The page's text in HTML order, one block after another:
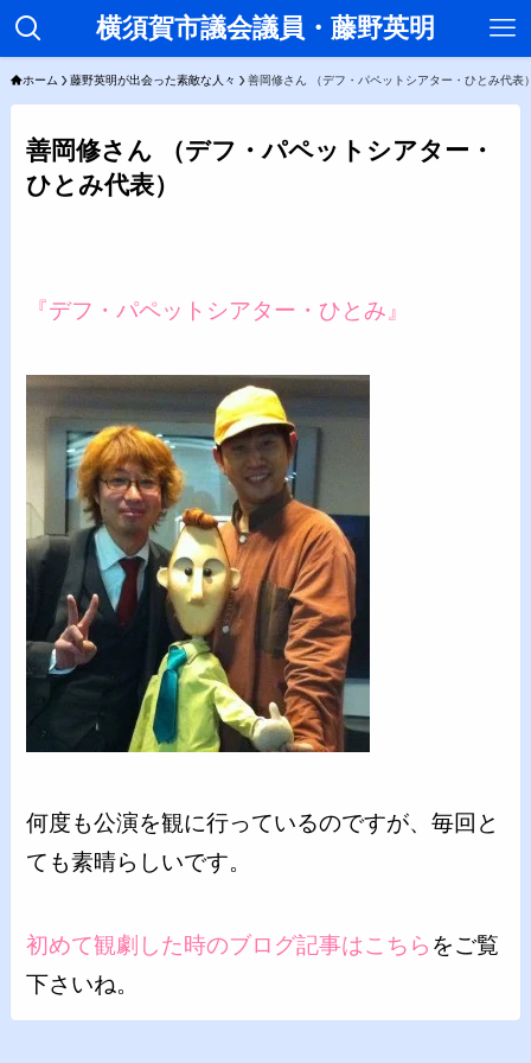
横須賀市議会議員・藤野英明
ホーム 藤野英明が出会った素敵な人々 善岡修さん （デフ・パペットシアター・ひとみ代表
善岡修さん （デフ・パペットシアター・
ひとみ代表）
『デフ・パペットシアター・ひとみ』
何度も公演を観に行っているのですが、毎回と
ても素晴らしいです。
初めて観劇した時のブログ記事はこちら をご覧
下さいね。